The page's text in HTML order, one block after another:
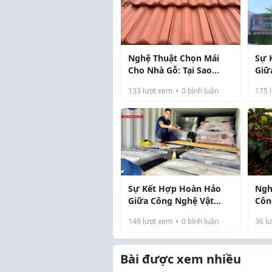
Nghệ Thuật Chọn Mái
Cho Nhà Gỗ: Tại Sao
Hợp Hoàn Hảo?
133 lượt xem 0 bình luận
Sự
Đại
175
Sự Kết Hợp Hoàn Hảo
Giữa Công Nghệ Vật
Trúc Á Đông
149 lượt xem 0 bình luận 36
Bài được xem nhiều